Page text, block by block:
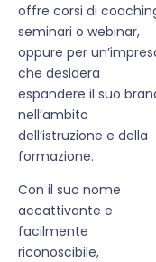
offre corsi di
seminari o webinar,
oppure per
che desidera
espandere il suo
nell’ambito
dell’istruzione e della
formazione.
Con il suo nome
accattivante e
facilmente
riconoscibile,